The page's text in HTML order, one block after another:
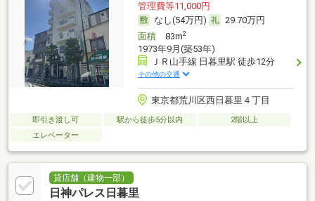
管理費等11,000円
なし(54万円)
29.70万円
面積83m2
1973年9月(築53年)
ＪＲ山手線 日暮里駅 徒歩12分
その他の交通
東京都荒川区西日暮里４丁目
即引き渡し可 駅から徒歩5分以内
2階以上
エレベーター
貸店舗（建物一部）
日神パレス日暮里